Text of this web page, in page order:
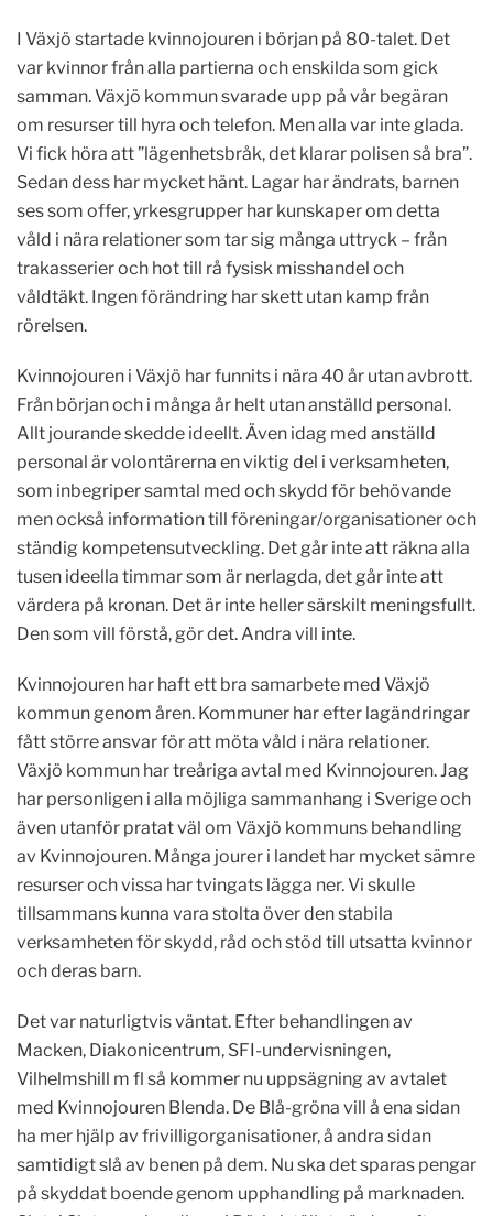
I Växjö startade kvinnojouren i början på 80-talet. Det
var kvinnor från alla partierna och enskilda som gick
samman. Växjö kommun svarade upp på vår begäran
om resurser till hyra och telefon. Men alla var inte glada.
Vi fick höra att ”lägenhetsbråk, det klarar polisen så bra”.
Sedan dess har mycket hänt. Lagar har ändrats, barnen
ses som offer, yrkesgrupper har kunskaper om detta
våld i nära relationer som tar sig många uttryck – från
trakasserier och hot till rå fysisk misshandel och
våldtäkt. Ingen förändring har skett utan kamp från
rörelsen.
Kvinnojouren i Växjö har funnits i nära 40 år utan avbrott.
Från början och i många år helt utan anställd personal.
Allt jourande skedde ideellt. Även idag med anställd
personal är volontärerna en viktig del i verksamheten,
som inbegriper samtal med och skydd för behövande
men också information till föreningar/organisationer och
ständig kompetensutveckling. Det går inte att räkna alla
tusen ideella timmar som är nerlagda, det går inte att
värdera på kronan. Det är inte heller särskilt meningsfullt.
Den som vill förstå, gör det. Andra vill inte.
Kvinnojouren har haft ett bra samarbete med Växjö
kommun genom åren. Kommuner har efter lagändringar
fått större ansvar för att möta våld i nära relationer.
Växjö kommun har treåriga avtal med Kvinnojouren. Jag
har personligen i alla möjliga sammanhang i Sverige och
även utanför pratat väl om Växjö kommuns behandling
av Kvinnojouren. Många jourer i landet har mycket sämre
resurser och vissa har tvingats lägga ner. Vi skulle
tillsammans kunna vara stolta över den stabila
verksamheten för skydd, råd och stöd till utsatta kvinnor
och deras barn.
Det var naturligtvis väntat. Efter behandlingen av
Macken, Diakonicentrum, SFI-undervisningen,
Vilhelmshill m fl så kommer nu uppsägning av avtalet
med Kvinnojouren Blenda. De Blå-gröna vill å ena sidan
ha mer hjälp av frivilligorganisationer, å andra sidan
samtidigt slå av benen på dem. Nu ska det sparas pengar
på skyddat boende genom upphandling på marknaden.